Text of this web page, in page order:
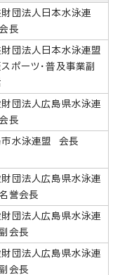
団法人日本水泳連
長
団法人日本水泳連盟
ポーツ・普及事業副
団法人広島県水泳連
長
市水泳連盟 会長
団法人広島県水泳連
誉会長
団法人広島県水泳連
会長
団法人広島県水泳連
会長